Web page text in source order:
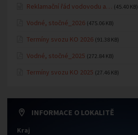
Reklamační řád vodovodu a… (45.40 KB)
Vodné, stočné_2026 (475.06 KB)
Termíny svozu KO 2026 (91.38 KB)
Vodné, stočné_2025 (272.84 KB)
Termíny svozu KO 2025 (27.46 KB)
INFORMACE O LOKALITĚ
Kraj